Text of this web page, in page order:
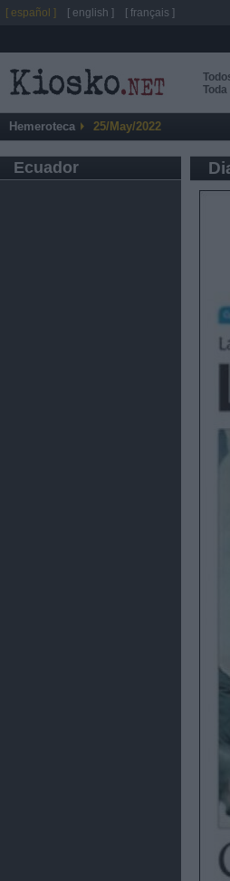
Hemeroteca 25/May/2022
Ecuador
[ español ] [ english ] [ français ]